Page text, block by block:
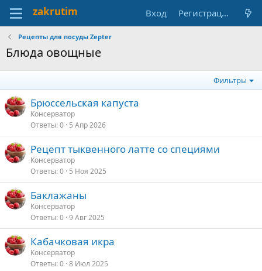
Вход Регистрация
Рецепты для посуды Zepter
Блюда овощные
Фильтры
Брюссельская капуста
Консерватор
Ответы 0 5 Апр 2026
Рецепт тыквенного латте со специями
Консерватор
Ответы 0 5 Ноя 2025
Баклажаны
Консерватор
Ответы 0 9 Авг 2025
Кабачковая икра
Консерватор
Ответы 0 8 Июл 2025